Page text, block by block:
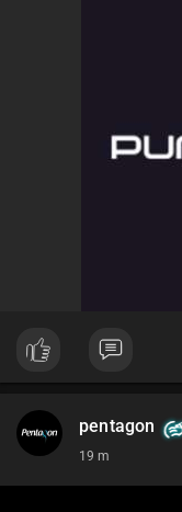
pentagon
19 m